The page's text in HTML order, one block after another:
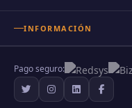
Policarbonato celular
Policarbonato ondulado
Policarbonato
INFORMACIÓN
Preguntas frecuentes
Pago seguro: